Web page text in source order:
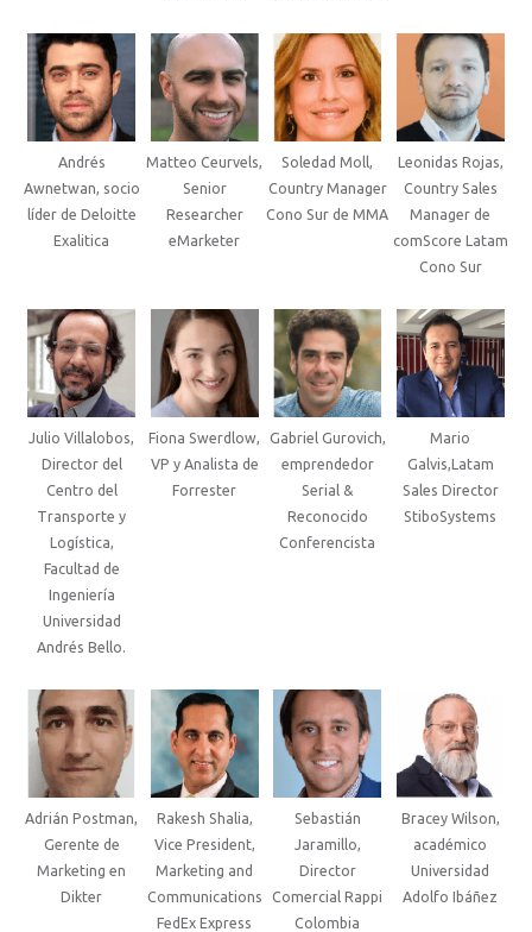
Andrés
Awnetwan, socio
líder de Deloitte
Exalitica
Matteo Ceurvels,
Senior
Researcher
eMarketer
Soledad Moll,
Country Manager
Cono Sur de MMA
Leonidas Rojas,
Country Sales
Manager de
comScore Latam
Cono Sur
Julio Villalobos,
Director del
Centro del
Transporte y
Logística,
Facultad de
Ingeniería
Universidad
Andrés Bello.
Fiona Swerdlow,
VP y Analista de
Forrester
Gabriel Gurovich,
emprendedor
Serial &
Reconocido
Conferencista
Mario
Galvis,Latam
Sales Director
StiboSystems
Adrián Postman,
Gerente de
Marketing en
Dikter
Rakesh Shalia,
Vice President,
Marketing and
Communications
FedEx Express
Sebastián
Jaramillo,
Director
Comercial Rappi
Colombia
Bracey Wilson,
académico
Universidad
Adolfo Ibáñez